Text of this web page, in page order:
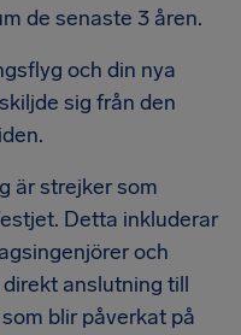
de senaste 3 åren.
och din nya
sig från den
är strejker som
Detta inkluderar
och
anslutning till
blir påverkat på